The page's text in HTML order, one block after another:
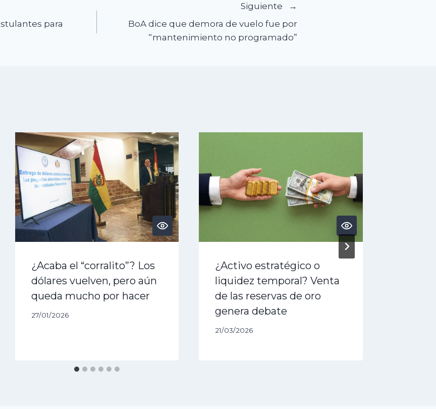
para
Siguiente
BoA dice que demora de vuelo fue por
“mantenimiento no programado”
¿Acaba el “corralito”? Los
dólares vuelven, pero aún
queda mucho por hacer
27/01/2026
¿Activo estratégico o
liquidez temporal? Venta
de las reservas de oro
genera debate
21/03/2026